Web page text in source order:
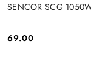
SENCOR SCG
Cena:
69.00